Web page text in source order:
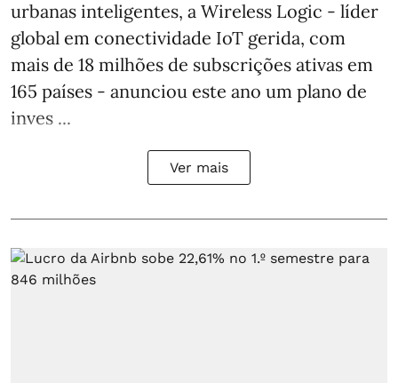
urbanas inteligentes, a Wireless Logic - líder
global em conectividade IoT gerida, com
mais de 18 milhões de subscrições ativas em
165 países - anunciou este ano um plano de
inves ...
Ver mais